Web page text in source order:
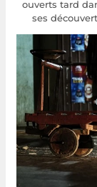
ouverts tard
ses